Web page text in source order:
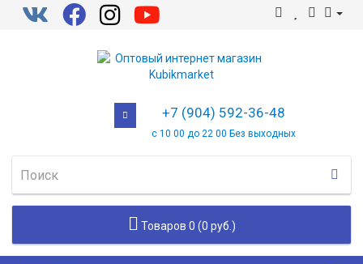
+7 (904) 592-36-48
с 10 00 до 22 00 Без выходных
Товаров 0 (0 руб.)